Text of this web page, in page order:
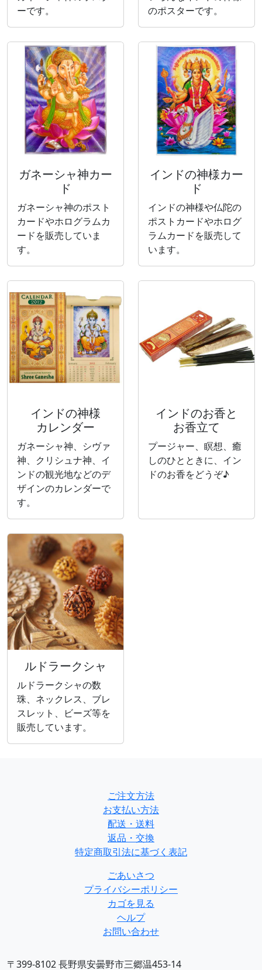
ーです。
のポスターです。
ガネーシャ神カー
ド
ガネーシャ神のポスト
カードやホログラムカ
ードを販売していま
す。
インドの神様カー
ド
インドの神様や仏陀の
ポストカードやホログ
ラムカードを販売して
います。
インドの神様
カレンダー
ガネーシャ神、シヴァ
神、クリシュナ神、イ
ンドの観光地などのデ
ザインのカレンダーで
す。
インドのお香と
お香立て
プージャー、瞑想、癒
しのひとときに、イン
ドのお香をどうぞ♪
ルドラークシャ
ルドラークシャの数
珠、ネックレス、ブレ
スレット、ビーズ等を
販売しています。
ご注文方法
お支払い方法
配送・送料
返品・交換
特定商取引法に基づく表記
ごあいさつ
プライバシーポリシー
カゴを見る
ヘルプ
お問い合わせ
〒399-8102 長野県安曇野市三郷温453-14